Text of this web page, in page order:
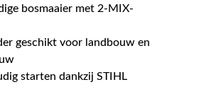
bosmaaier met 2-MIX-
geschikt voor landbouw en
starten dankzij STIHL